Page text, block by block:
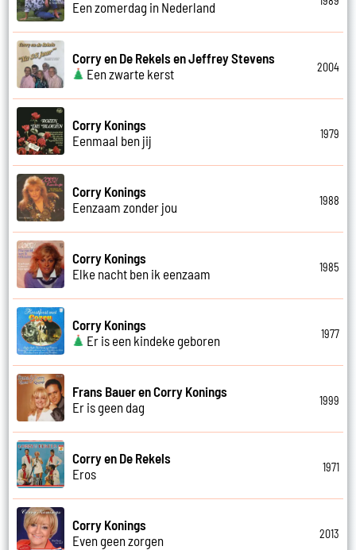
Een zomerdag in Nederland
Corry en De Rekels en Jeffrey Stevens
Een zwarte kerst
2004
Corry Konings
Eenmaal ben jij
1979
Corry Konings
Eenzaam zonder jou
1988
Corry Konings
Elke nacht ben ik eenzaam
1985
Corry Konings
Er is een kindeke geboren
1977
Frans Bauer en Corry Konings
Er is geen dag
1999
Corry en De Rekels
Eros
1971
Corry Konings
Even geen zorgen
2013